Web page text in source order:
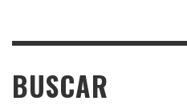
BUSCAR